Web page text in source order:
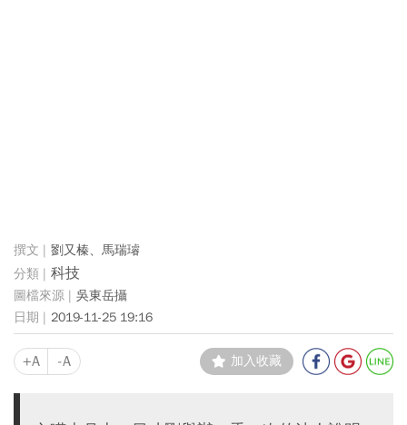
劉又榛、馬瑞璿
科技
吳東岳攝
2019-11-25 19:16
+A -A 加入收藏